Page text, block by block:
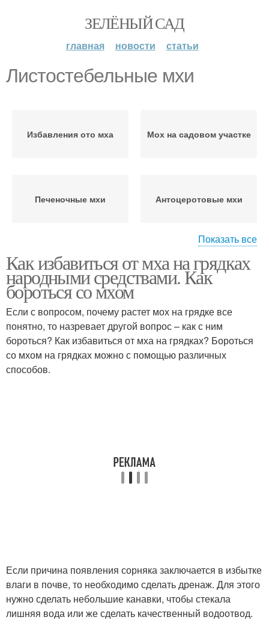
ЗЕЛЁНЫЙ САД
главная новости статьи
Листостебельные мхи
Избавления ото мха Мох на садовом участке
Печеночные мхи Антоцеротовые мхи
Мох на участке Мох на грядке
Дихлорофены от мха
Показать все
Как избавиться от мха на грядках
народными средствами. Как
бороться со мхом
Если с вопросом, почему растет мох на грядке все
понятно, то назревает другой вопрос – как с ним
бороться? Как избавиться от мха на грядках? Бороться
со мхом на грядках можно с помощью различных
способов.
Если причина появления сорняка заключается в избытке
влаги в почве, то необходимо сделать дренаж. Для этого
нужно сделать небольшие канавки, чтобы стекала
лишняя вода или же сделать качественный водоотвод.